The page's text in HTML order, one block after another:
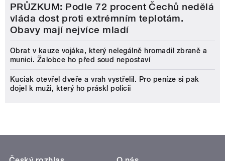
PRŮZKUM: Podle 72 procent Čechů nedělá
vláda dost proti extrémním teplotám.
Obavy mají nejvíce mladí
Obrat v kauze vojáka, který nelegálně hromadil zbraně a
munici. Žalobce ho před soud nepostaví
Kuciak otevřel dveře a vrah vystřelil. Pro peníze si pak
dojel k muži, který ho práskl policii